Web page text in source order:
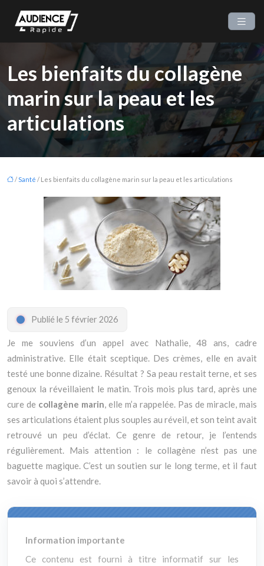
Les bienfaits du collagène
marin sur la peau et les
articulations
/Santé / Les bienfaits du collagène marin sur la peau et les articulations
Publié le 5 février 2026
Je me souviens d’un appel avec Nathalie, 48 ans, cadre
administrative. Elle était sceptique. Des crèmes, elle en avait
testé une bonne dizaine. Résultat ? Sa peau restait terne, et ses
genoux la réveillaient le matin. Trois mois plus tard, après une
cure de collagène marin, elle m’a rappelée. Pas de miracle, mais
ses articulations étaient plus souples au réveil, et son teint avait
retrouvé un peu d’éclat. Ce genre de retour, je l’entends
régulièrement. Mais attention : le collagène n’est pas une
baguette magique. C’est un soutien sur le long terme, et il faut
savoir à quoi s’attendre.
Information importante
Ce contenu est fourni à titre informatif sur les